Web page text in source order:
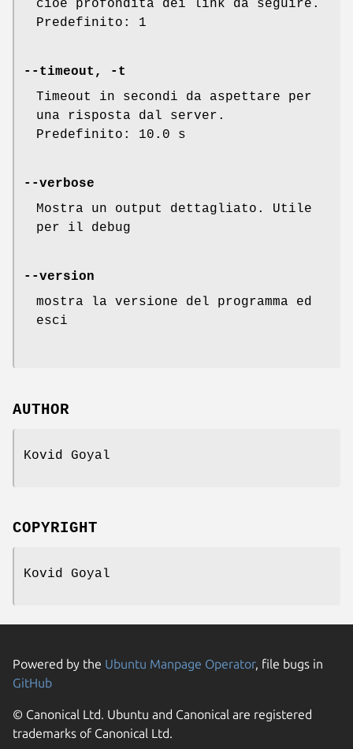
cioè profondità dei link da seguire.
Predefinito: 1
--timeout, -t
Timeout in secondi da aspettare per
una risposta dal server.
Predefinito: 10.0 s
--verbose
Mostra un output dettagliato. Utile
per il debug
--version
mostra la versione del programma ed
esci
AUTHOR
Kovid Goyal
COPYRIGHT
Kovid Goyal
Powered by the Ubuntu Manpage Operator, file bugs in
GitHub
© Canonical Ltd. Ubuntu and Canonical are registered
trademarks of Canonical Ltd.